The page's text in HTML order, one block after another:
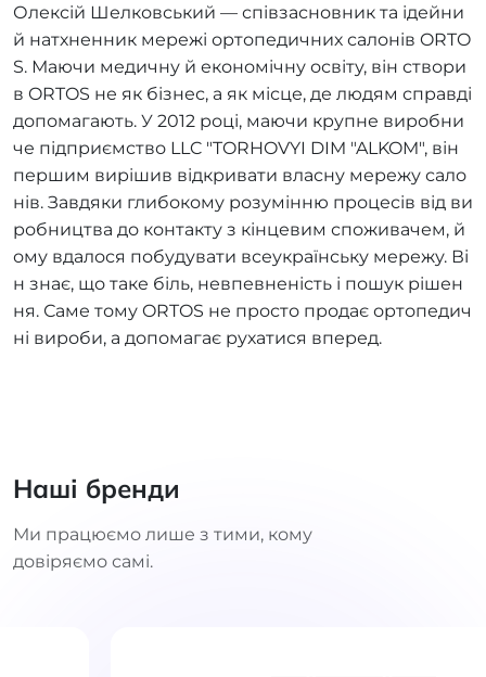
Олексій Шелковський — співзасновник та ідейни
й натхненник мережі ортопедичних салонів ORTO
S. Маючи медичну й економічну освіту, він створи
в ORTOS не як бізнес, а як місце, де людям справді
допомагають. У 2012 році, маючи крупне виробни
че підприємство LLC "TORHOVYI DIM "ALKOM", він
першим вирішив відкривати власну мережу сало
нів. Завдяки глибокому розумінню процесів від ви
робництва до контакту з кінцевим споживачем, й
ому вдалося побудувати всеукраїнську мережу. Ві
н знає, що таке біль, невпевненість і пошук рішен
ня. Саме тому ORTOS не просто продає ортопедич
ні вироби, а допомагає рухатися вперед.
Наші бренди
Ми працюємо лише з тими, кому
довіряємо самі.